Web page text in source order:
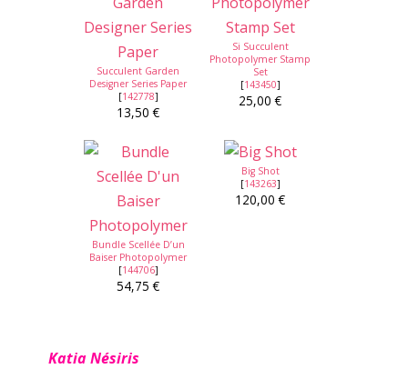
Succulent Garden
Designer Series Paper
[142778]
13,50 €
Si Succulent
Photopolymer Stamp
Set
[143450]
25,00 €
Bundle Scellée D’un
Baiser Photopolymer
[144706]
54,75 €
Big Shot
[143263]
120,00 €
Katia Nésiris